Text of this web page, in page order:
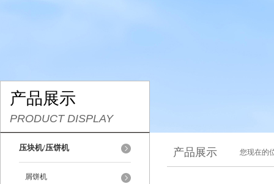
产品展示
PRODUCT DISPLAY
压块机/压饼机
屑饼机
产品展示 您现在的